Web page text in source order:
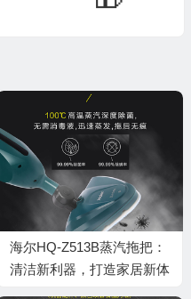
海尔HQ-Z513B蒸汽拖把：
清洁新利器，打造家居新体